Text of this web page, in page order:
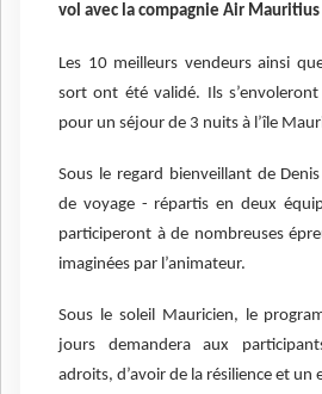
vol avec la compagnie Air Mauritius
Les 10 meilleurs vendeurs ainsi
sort ont été validé. Ils
pour un séjour de 3 nuits à l’île
Sous le regard bienveillant de
de voyage - répartis en deux
participeront à de nombreuses
imaginées par l’animateur.
Sous le soleil Mauricien, le
jours demandera aux
adroits, d’avoir de la résilience et un